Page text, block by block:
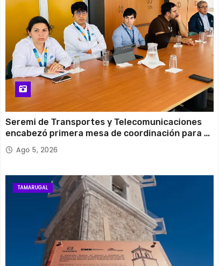
Miércoles
Seremi de Transportes y Telecomunicaciones
encabezó primera mesa de coordinación para el
retiro de cables en desuso en Iquique
Ago 5, 2026
TAMARUGAL